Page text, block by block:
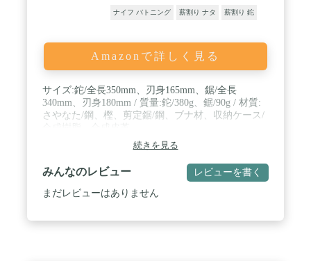
ナイフ バトニング 薪割り ナタ 薪割り 鉈
Amazonで詳しく見る
サイズ:鉈/全長350mm、刃身165mm、鋸/全長
340mm、刃身180mm / 質量:鉈/380g、鋸/90g / 材質:
さやなた/鋼、樫、剪定鋸/鋼、ブナ材、収納ケース/
続きを見る
みんなのレビュー レビューを書く
まだレビューはありません